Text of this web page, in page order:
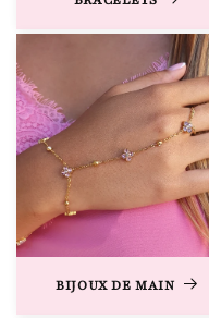
BIJOUX DE MAIN